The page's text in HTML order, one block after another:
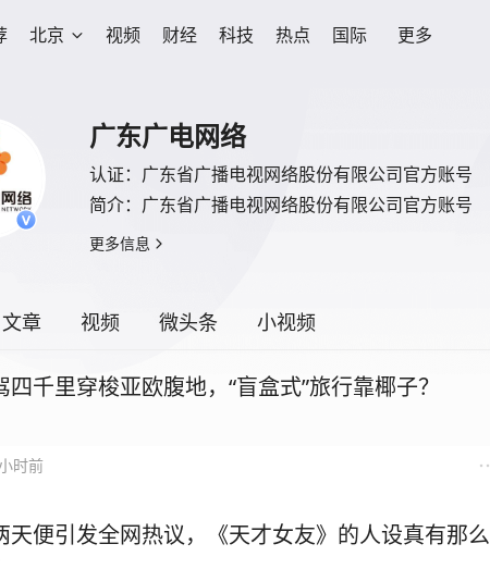
北京 视频 财经 科技 热点 国际 更多
广东广电网络
认证： 广东省广播电视网络股份有限公司官方账号
简介： 广东省广播电视网络股份有限公司官方账号
更多信息
文章 视频 微头条 小视频
四千里穿梭亚欧腹地，“盲盒式”旅行靠椰子？
时前
天便引发全网热议，《天才女友》的人设真有那么